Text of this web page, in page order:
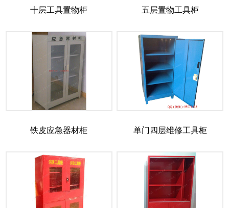
十层工具置物柜 五层置物工具柜
铁皮应急器材柜 单门四层维修工具柜